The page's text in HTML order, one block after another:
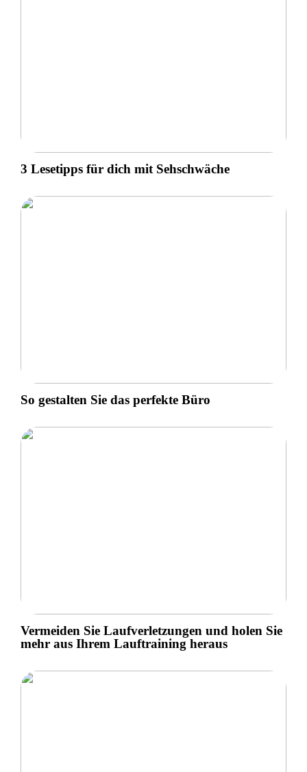
3 Lesetipps für dich mit Sehschwäche
So gestalten Sie das perfekte Büro
Vermeiden Sie Laufverletzungen und holen Sie
mehr aus Ihrem Lauftraining heraus